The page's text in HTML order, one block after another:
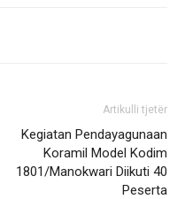
Artikulli tjetër
Kegiatan Pendayagunaan
Koramil Model Kodim
1801/Manokwari Diikuti 40
Peserta